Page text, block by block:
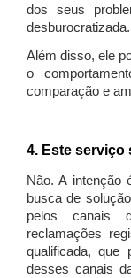
dos seus
desburocratizada.
Além disso, ele
o
comparação e
4. Este serviço
Não. A intenção
busca de
pelos canais
reclamações
qualificada, que
desses canais